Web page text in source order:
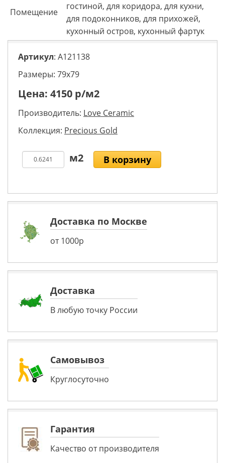
Помещение
гостиной, для коридора, для кухни,
для подоконников, для прихожей,
кухонный остров, кухонный фартук
Артикул: A121138
Размеры: 79х79
Цена: 4150 р/м2
Производитель: Love Ceramic
Коллекция: Precious Gold
В корзину
Доставка по Москве
от 1000р
Доставка
В любую точку России
Самовывоз
Круглосуточно
Гарантия
Качество от производителя